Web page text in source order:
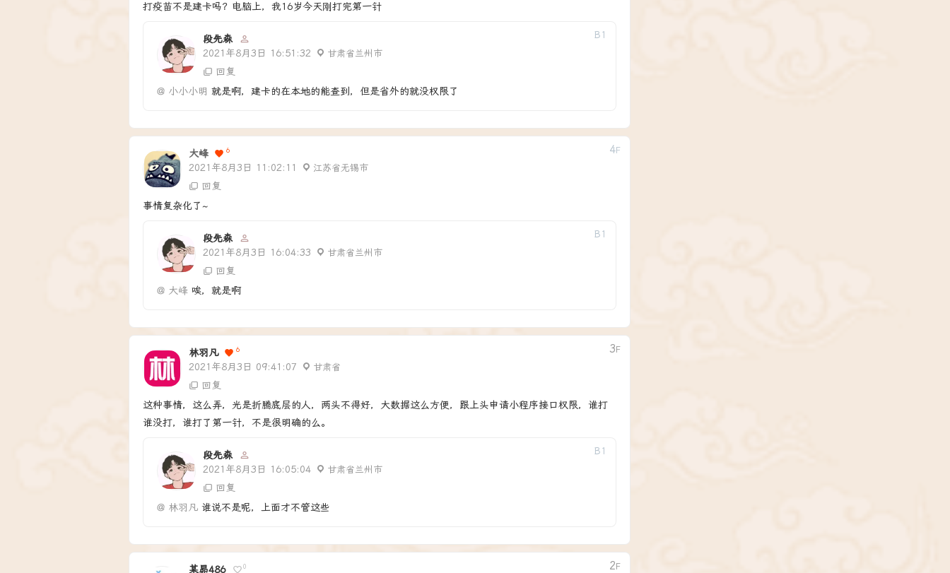
打疫苗不是建卡吗？电脑上，我16岁今天刚打完第一针
段先森
2021年8月3日 16:51:32
甘肃省兰州市
B 1
回复
@ 小小小明 就是啊，建卡的在本地的能查到，但是省外的就没权限了
大峰 6
2021年8月3日 11:02:11 江苏省无锡市
4F
回复
事情复杂化了~
段先森
2021年8月3日 16:04:33
甘肃省兰州市
B 1
回复
@ 大峰 唉，就是啊
林羽凡 6
2021年8月3日 09:41:07 甘肃省
3 F
回复
这种事情，这么弄，光是折腾底层的人，两头不得好，大数据这么方便，跟上头申请小程序接口权限，谁打
谁没打，谁打了第一针，不是很明确的么。
段先森
2021年8月3日 16:05:04
甘肃省兰州市
B 1
回复
@ 林羽凡 谁说不是呢，上面才不管这些
某昴486 0 2 F